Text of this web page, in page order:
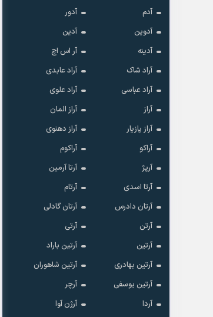
آدم
آدور
آدوین
آدین
آدینه
آر اس اچ
آراد شاک
آراد عابدی
آراد عباسی
آراد علوی
آراز
آراز المان
آراز پازیار
آراز دهنوی
آراکو
آراکوم
آرپژ
آرتا آرمین
آرتا اسدی
آرتام
آرتان دادرس
آرتان گادلی
آرتن
آرتی
آرتین
آرتین باراد
آرتین بهادری
آرتین شاهوران
آرتین یوسفی
آرچر
آردا
آرژن آوا